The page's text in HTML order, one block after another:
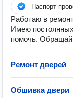
Паспорт
Работаю в
Имею
помочь.
Ремонт дверей
Обшивка двери